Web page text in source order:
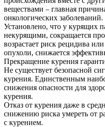
веществами – главная
онкологических заболеваний.
Установлено, что у курящих
некурящими, сокращается
возрастает риск рецидива
опухоли, снижается
Прекращение курения
Не существует безопасной
курения. Единственным
снижения опасности для
курения.
Отказ от курения даже в
снижению риска умереть от
с курением.